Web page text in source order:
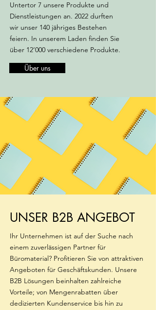
Untertor 7 unsere Produkte und
Dienstleistungen an. 2022 durften
wir unser 140 jähriges Bestehen
feiern. In unserem Laden finden Sie
über 12‘000 verschiedene Produkte.
Über uns
UNSER B2B ANGEBOT
Ihr Unternehmen ist auf der Suche nach
einem zuverlässigen Partner für
Büromaterial? Profitieren Sie von attraktiven
Angeboten für Geschäftskunden. Unsere
B2B Lösungen beinhalten zahlreiche
Vorteile; von Mengenrabatten über
dedizierten Kundenservice bis hin zu